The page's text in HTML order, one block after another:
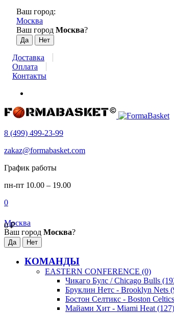
Ваш город:
Москва
Ваш город Москва?
Доставка
Оплата
Контакты
8 (499) 499-23-99
zakaz@formabasket.com
График работы
пн-пт 10.00 – 19.00
0
0₽
Москва
Ваш город Москва?
КОМАНДЫ
EASTERN CONFERENCE (0)
Чикаго Булс / Chicago Bulls
Бруклин Нетс - Brooklyn Nets
Бостон Селтикс - Boston
Майами Хит - Miami Heat (127)